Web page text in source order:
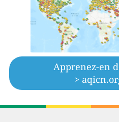
Apprenez-en
>